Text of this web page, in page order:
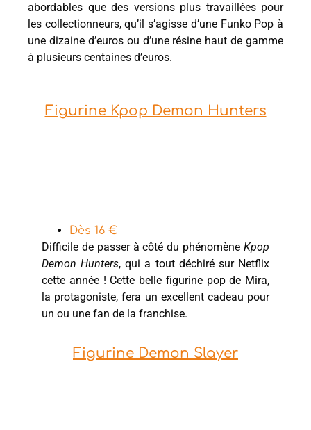
abordables que des versions plus travaillées pour
les collectionneurs, qu’il s’agisse d’une Funko Pop à
une dizaine d’euros ou d’une résine haut de gamme
à plusieurs centaines d’euros.
Figurine Kpop Demon Hunters
Dès 16 €
Difficile de passer à côté du phénomène Kpop
Demon Hunters, qui a tout déchiré sur Netflix
cette année ! Cette belle figurine pop de Mira,
la protagoniste, fera un excellent cadeau pour
un ou une fan de la franchise.
Figurine Demon Slayer